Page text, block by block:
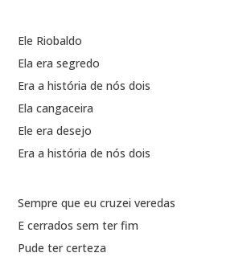
Ele Riobaldo
Ela era segredo
Era a história de nós dois
Ela cangaceira
Ele era desejo
Era a história de nós dois
Sempre que eu cruzei veredas
E cerrados sem ter fim
Pude ter certeza